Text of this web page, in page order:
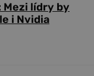
lídry by
i Nvidia